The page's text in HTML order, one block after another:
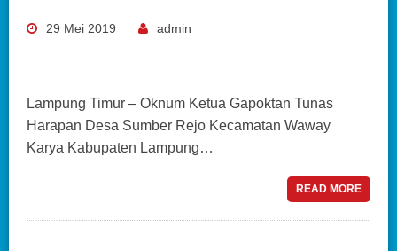
29 Mei 2019 admin
Lampung Timur – Oknum Ketua Gapoktan Tunas
Harapan Desa Sumber Rejo Kecamatan Waway
Karya Kabupaten Lampung…
READ MORE